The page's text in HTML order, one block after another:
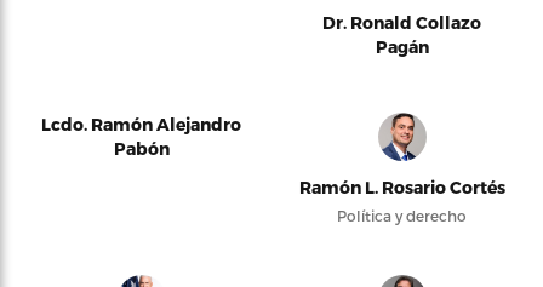
Dr. Ronald Collazo
Pagán
Lcdo. Ramón Alejandro
Pabón
Ramón L. Rosario Cortés
Política y derecho